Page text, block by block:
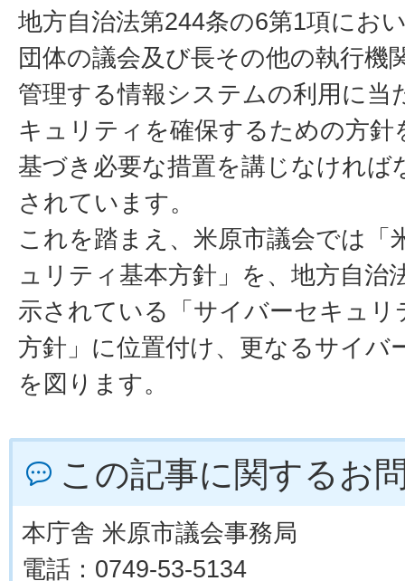
地方自治法第244条の6第1項にお
団体の議会及び長その他の執行機
管理する情報システムの利用に当
キュリティを確保するための方針
基づき必要な措置を講じなければ
されています。
これを踏まえ、米原市議会では「
ュリティ基本方針」を、地方自治
示されている「サイバーセキュリ
方針」に位置付け、更なるサイバ
を図ります。
この記事に関するお
本庁舎 米原市議会事務局
電話：0749-53-5134